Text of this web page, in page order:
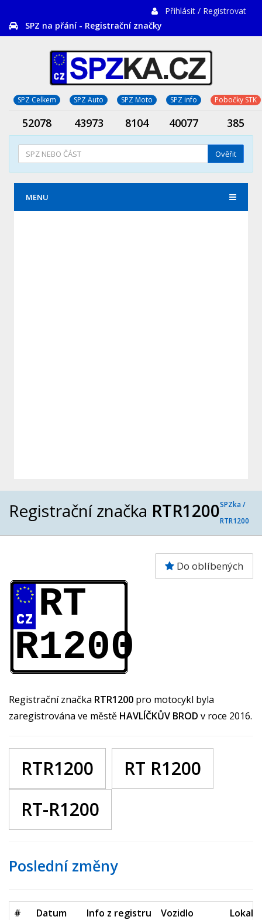
Přihlásit / Registrovat
SPZ na přání - Registrační značky
SPZ Celkem SPZ Auto SPZ Moto SPZ info Pobočky STK
52078 43973 8104 40077 385
Ověřit
MENU
Registrační značka RTR1200SPZka /
RTR1200
Do oblíbených
RT
R1200
Registrační značka RTR1200 pro motocykl byla
zaregistrována ve městě HAVLÍČKŮV BROD v roce 2016.
RTR1200
RT R1200
RT-R1200
Poslední změny
# Datum Info z registru Vozidlo